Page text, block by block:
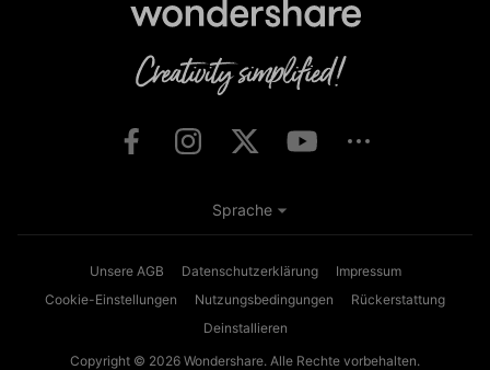
Unsere AGB Datenschutzerklärung
Impressum
Cookie-Einstellungen
Nutzungsbedingungen
Rückerstattung
Deinstallieren
Copyright © 2026 Wondershare. Alle Rechte vorbehalten.
Sprache